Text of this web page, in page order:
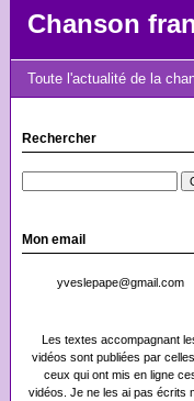
Chanson
Toute l'actualité de la
Rechercher
Mon email
yveslepape@gmail.com
Les textes accompagnant
vidéos sont publiées par
ceux qui ont mis en ligne
vidéos. Je ne les ai pas écrits